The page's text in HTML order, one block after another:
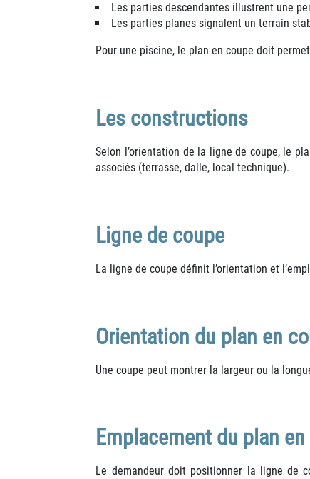
Les parties descendantes illustrent une
Les parties planes signalent un terrain
Pour une piscine, le plan en coupe doit
Les constructions
Selon l’orientation de la ligne de coupe, le
associés (terrasse, dalle, local technique).
Ligne de coupe
La ligne de coupe définit l’orientation et
Orientation du plan en
Une coupe peut montrer la largeur ou la
Emplacement du plan
Le demandeur doit positionner la ligne de